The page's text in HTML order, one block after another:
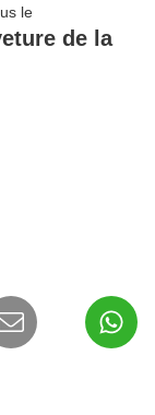
le
de la